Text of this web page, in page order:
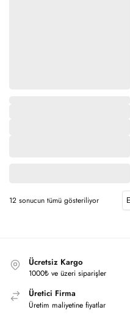
12 sonucun tümü gösteriliyor
Ücretsiz Kargo
1000₺ ve üzeri siparişler
Üretici Firma
Üretim maliyetine fiyatlar